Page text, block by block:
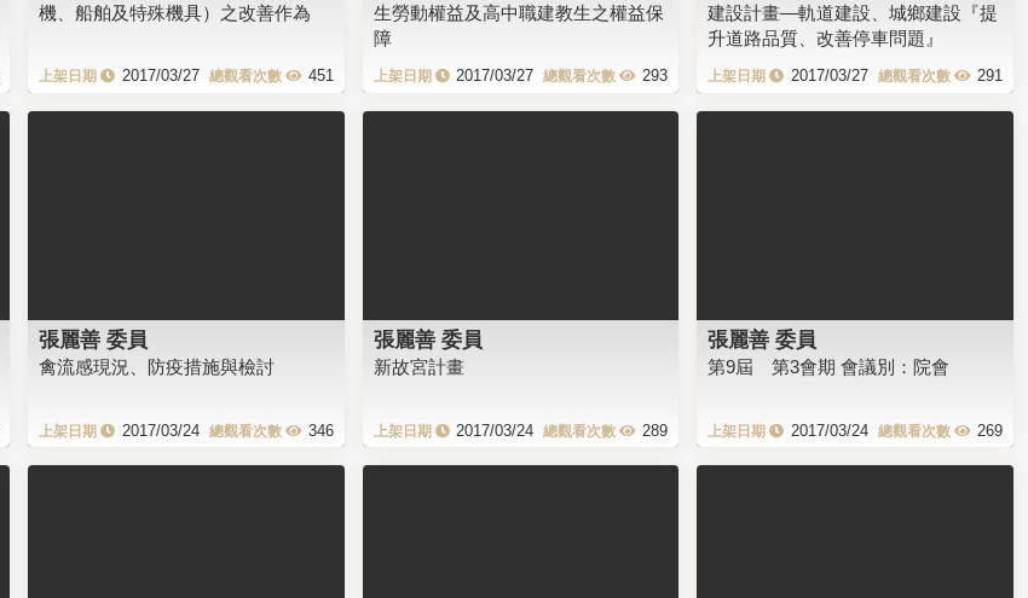
機、船舶及特殊機具）之改善作為
2017/03/27 451
生勞動權益及高中職建教生之權益保
障
2017/03/27 293
建設計畫—軌道建設、城鄉建設『提
升道路品質、改善停車問題』
2017/03/27 291
張麗善 委員
禽流感現況、防疫措施與檢討
2017/03/24 346
張麗善 委員
新故宮計畫
2017/03/24 289
張麗善 委員
第9屆 第3會期 會議別：院會
2017/03/24 269